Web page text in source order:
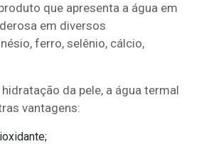
que apresenta a água em
em diversos
ferro, selênio, cálcio,
da pele, a água termal
vantagens: